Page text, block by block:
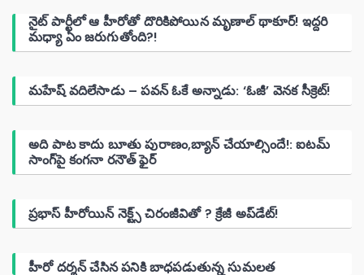
నైట్ పార్టీలో ఆ హీరోతో దొరికిపోయిన మృణాల్ థాకూర్! ఇద్దరి
మధ్యా ఏం జరుగుతోంది?!
మహేష్ వదిలేసాడు – పవన్ ఓకే అన్నాడు: ‘ఓజీ’ వెనక సీక్రెట్!
అది పాట కాదు బూతు పురాణం,బ్యాన్ చేయాల్సిందే!: ఐటమ్
సాంగ్‌పై కంగనా రనౌత్ ఫైర్
ప్రభాస్ హీరోయిన్ నెక్ట్స్ చిరంజీవితో ? క్రేజీ అప్‌డేట్!
హీరో దర్శన్ చేసిన పనికి బాధపడుతున్న సుమలత